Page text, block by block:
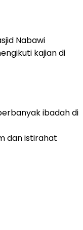
Nabawi
kajian di
ibadah di
dan istirahat